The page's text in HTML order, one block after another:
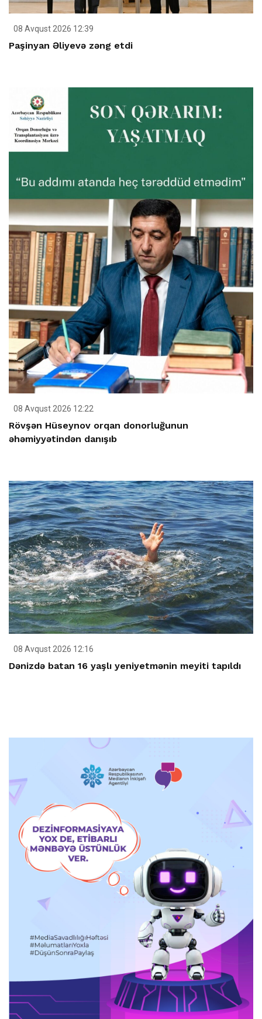
08 Avqust 2026 12:39
Paşinyan Əliyevə zəng etdi
08 Avqust 2026 12:22
Rövşən Hüseynov orqan donorluğunun
əhəmiyyətindən danışıb
08 Avqust 2026 12:16
Dənizdə batan 16 yaşlı yeniyetmənin meyiti tapıldı